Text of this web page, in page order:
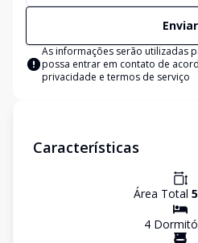
Enviar
As informações serão utilizadas
possa entrar em contato de
privacidade e termos de serviço
Características
Área Total
4